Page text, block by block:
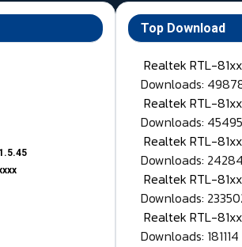
Top Download
Realtek RTL-
Downloads:
Realtek RTL-
Downloads:
Realtek RTL-
Downloads:
Realtek RTL-
Downloads:
Realtek RTL-
Downloads: 181114